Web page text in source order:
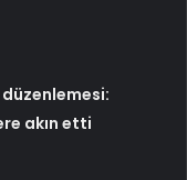
düzenlemesi:
akın etti